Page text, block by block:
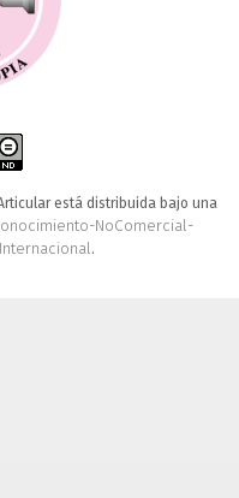
está distribuida bajo una
NoComercial-
.